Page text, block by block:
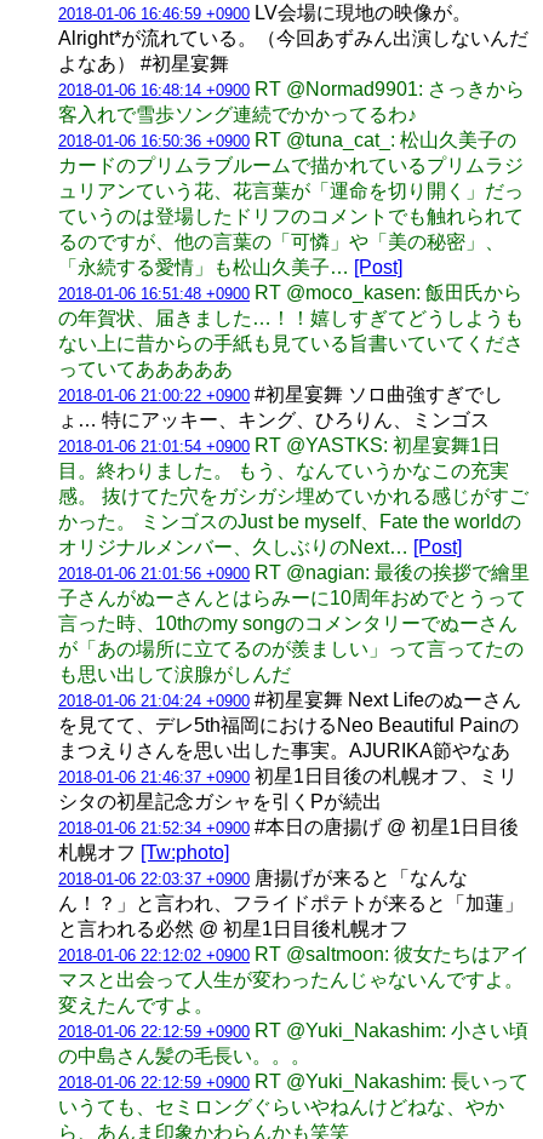
2018-01-06 16:46:59 +0900 LV会場に現地の映像が。
Alright*が流れている。（今回あずみん出演しないんだ
よなあ） #初星宴舞
2018-01-06 16:48:14 +0900 RT @Normad9901: さっきから
客入れで雪歩ソング連続でかかってるわ♪
2018-01-06 16:50:36 +0900 RT @tuna_cat_: 松山久美子の
カードのプリムラブルームで描かれているプリムラジ
ュリアンていう花、花言葉が「運命を切り開く」だっ
ていうのは登場したドリフのコメントでも触れられて
るのですが、他の言葉の「可憐」や「美の秘密」、
「永続する愛情」も松山久美子… [Post]
2018-01-06 16:51:48 +0900 RT @moco_kasen: 飯田氏から
の年賀状、届きました…！！嬉しすぎてどうしようも
ない上に昔からの手紙も見ている旨書いていてくださ
っていてあああああ
2018-01-06 21:00:22 +0900 #初星宴舞 ソロ曲強すぎでし
ょ… 特にアッキー、キング、ひろりん、ミンゴス
2018-01-06 21:01:54 +0900 RT @YASTKS: 初星宴舞1日
目。終わりました。 もう、なんていうかなこの充実
感。 抜けてた穴をガシガシ埋めていかれる感じがすご
かった。 ミンゴスのJust be myself、Fate the worldの
オリジナルメンバー、久しぶりのNext… [Post]
2018-01-06 21:01:56 +0900 RT @nagian: 最後の挨拶で繪里
子さんがぬーさんとはらみーに10周年おめでとうって
言った時、10thのmy songのコメンタリーでぬーさん
が「あの場所に立てるのが羨ましい」って言ってたの
も思い出して涙腺がしんだ
2018-01-06 21:04:24 +0900 #初星宴舞 Next Lifeのぬーさん
を見てて、デレ5th福岡におけるNeo Beautiful Painの
まつえりさんを思い出した事実。AJURIKA節やなあ
2018-01-06 21:46:37 +0900 初星1日目後の札幌オフ、ミリ
シタの初星記念ガシャを引くPが続出
2018-01-06 21:52:34 +0900 #本日の唐揚げ @ 初星1日目後
札幌オフ [Tw:photo]
2018-01-06 22:03:37 +0900 唐揚げが来ると「なんな
ん！？」と言われ、フライドポテトが来ると「加蓮」
と言われる必然 @ 初星1日目後札幌オフ
2018-01-06 22:12:02 +0900 RT @saltmoon: 彼女たちはアイ
マスと出会って人生が変わったんじゃないんですよ。
変えたんですよ。
2018-01-06 22:12:59 +0900 RT @Yuki_Nakashim: 小さい頃
の中島さん髪の毛長い。。。
2018-01-06 22:12:59 +0900 RT @Yuki_Nakashim: 長いって
いうても、セミロングぐらいやねんけどねな、やか
ら、あんま印象かわらんかも笑笑